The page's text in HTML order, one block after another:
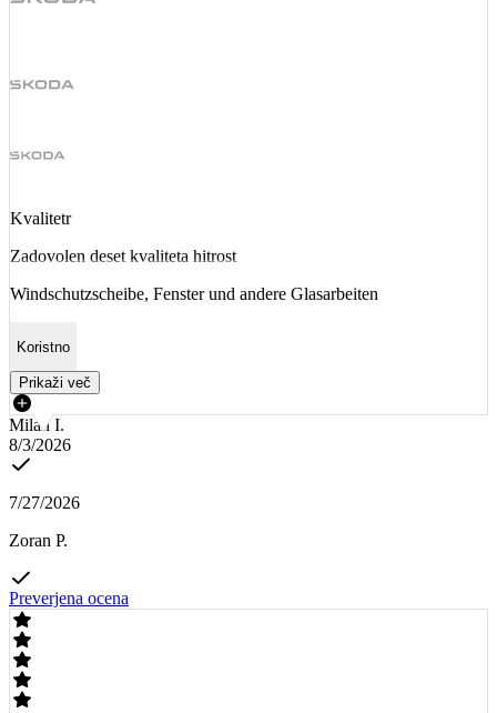
Kvalitetr
Zadovolen deset kvaliteta hitrost
Windschutzscheibe, Fenster und andere Glasarbeiten
Koristno
Prikaži več
Milan I.
8/3/2026
7/27/2026
Zoran P.
Preverjena ocena